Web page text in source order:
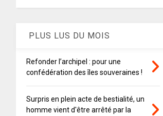
PLUS LUS DU MOIS
Refonder l’archipel : pour une
confédération des îles souveraines !
Surpris en plein acte de bestialité, un
homme vient d'être arrêté par la